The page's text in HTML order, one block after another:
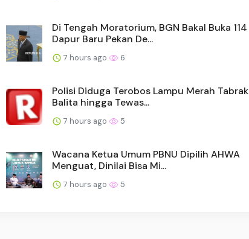
Di Tengah Moratorium, BGN Bakal Buka 114
Dapur Baru Pekan De...
7 hours ago 6
Polisi Diduga Terobos Lampu Merah Tabrak
Balita hingga Tewas...
7 hours ago 5
Wacana Ketua Umum PBNU Dipilih AHWA
Menguat, Dinilai Bisa Mi...
7 hours ago 5